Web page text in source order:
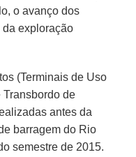
o avanço dos
exploração
(Terminais de Uso
Transbordo de
antes da
barragem do Rio
semestre de 2015.